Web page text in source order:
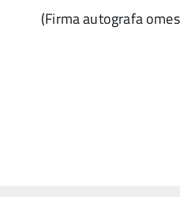
(Firma autografa